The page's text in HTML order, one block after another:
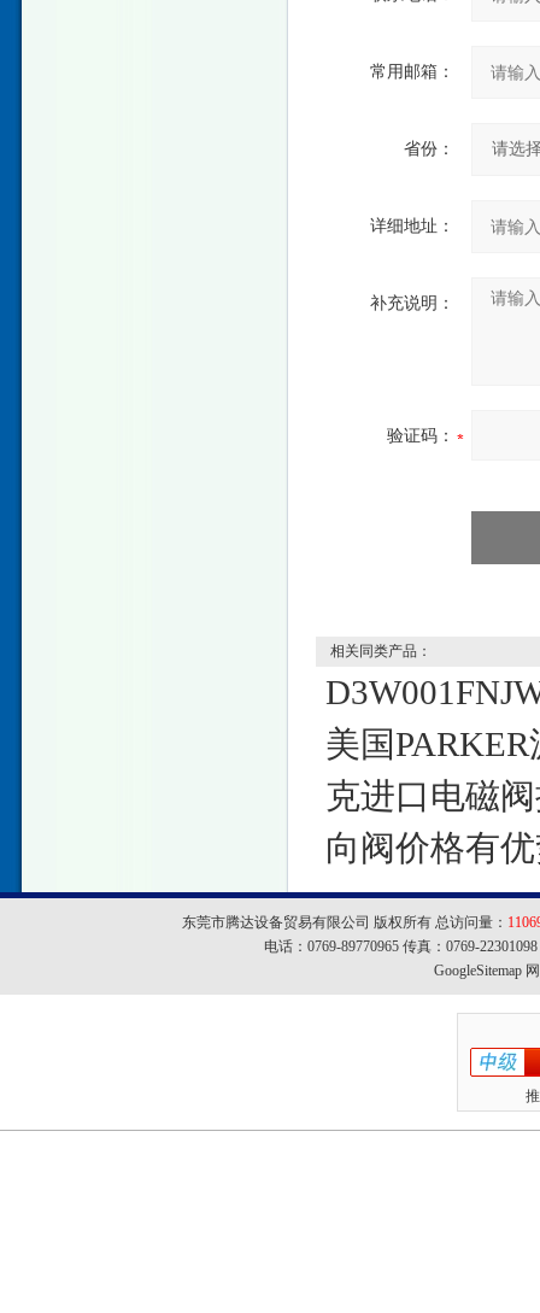
常用邮箱：
省份：
详细地址：
补充说明：
验证码：
相关同类产品：
美国PARKER
克进口电磁
向阀价格有
东莞市腾达设备贸易有限公司 版权所有 总访问量：
电话：0769-89770965 传真：0769-
GoogleSitemap网